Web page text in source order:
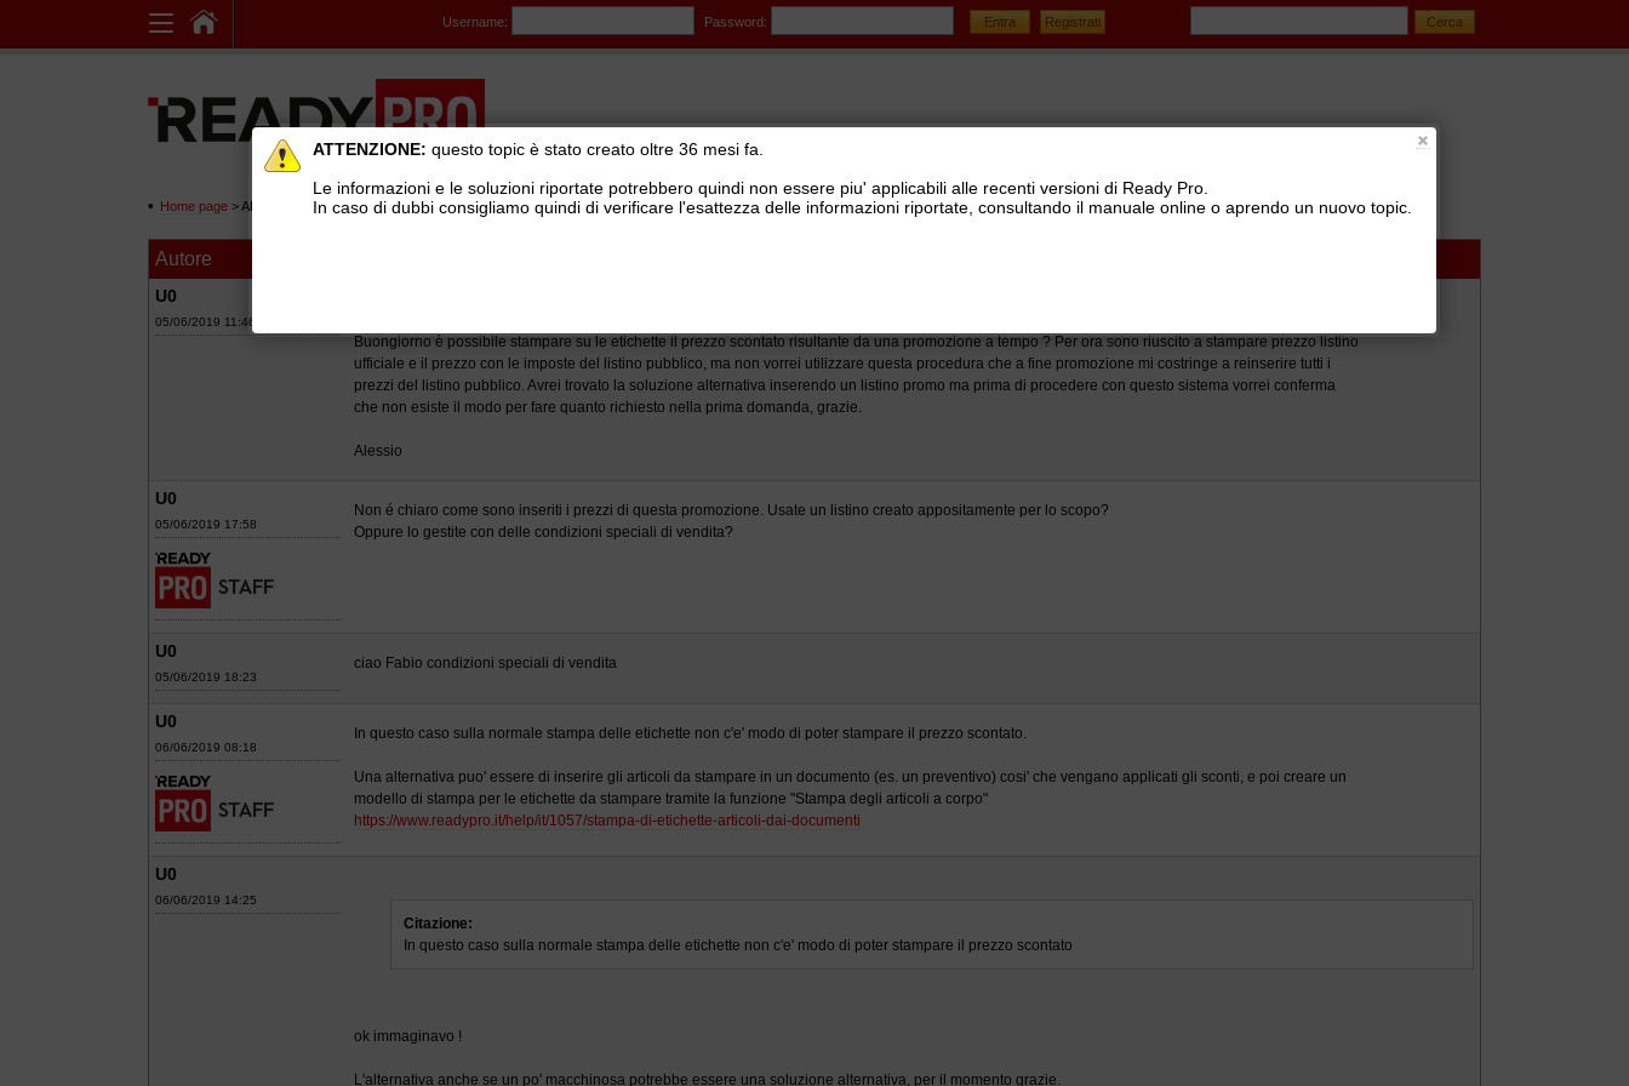
Username: Password:
Home page > AREE DI SUPPORTO TECNICO GRATUITO>Gestionale Ready Pro>Report editor
Autore
U0
05/06/2019 11:46
Buongiorno è possibile stampare su le etichette il prezzo scontato risultante da una promozione a tempo ? Per ora sono riuscito a stampare prezzo listino
ufficiale e il prezzo con le imposte del listino pubblico, ma non vorrei utilizzare questa procedura che a fine promozione mi costringe a reinserire tutti i
prezzi del listino pubblico. Avrei trovato la soluzione alternativa inserendo un listino promo ma prima di procedere con questo sistema vorrei conferma
che non esiste il modo per fare quanto richiesto nella prima domanda, grazie.
Alessio
U0
05/06/2019 17:58
Non é chiaro come sono inseriti i prezzi di questa promozione. Usate un listino creato appositamente per lo scopo?
Oppure lo gestite con delle condizioni speciali di vendita?
U0
05/06/2019 18:23
ciao Fabio condizioni speciali di vendita
U0
06/06/2019 08:18
In questo caso sulla normale stampa delle etichette non c'e' modo di poter stampare il prezzo scontato.
Una alternativa puo' essere di inserire gli articoli da stampare in un documento (es. un preventivo) cosi' che vengano applicati gli sconti, e poi creare un
modello di stampa per le etichette da stampare tramite la funzione "Stampa degli articoli a corpo"
https://www.readypro.it/help/it/1057/stampa-di-etichette-articoli-dai-documenti
U0
06/06/2019 14:25
Citazione:
In questo caso sulla normale stampa delle etichette non c'e' modo di poter stampare il prezzo scontato
ok immaginavo !
L'alternativa anche se un po' macchinosa potrebbe essere una soluzione alternativa, per il momento grazie.
ATTENZIONE: questo topic è stato creato oltre 36 mesi fa.
Le informazioni e le soluzioni riportate potrebbero quindi non essere piu' applicabili alle recenti versioni di Ready Pro.
In caso di dubbi consigliamo quindi di verificare l'esattezza delle informazioni riportate, consultando il manuale online o aprendo un nuovo topic.